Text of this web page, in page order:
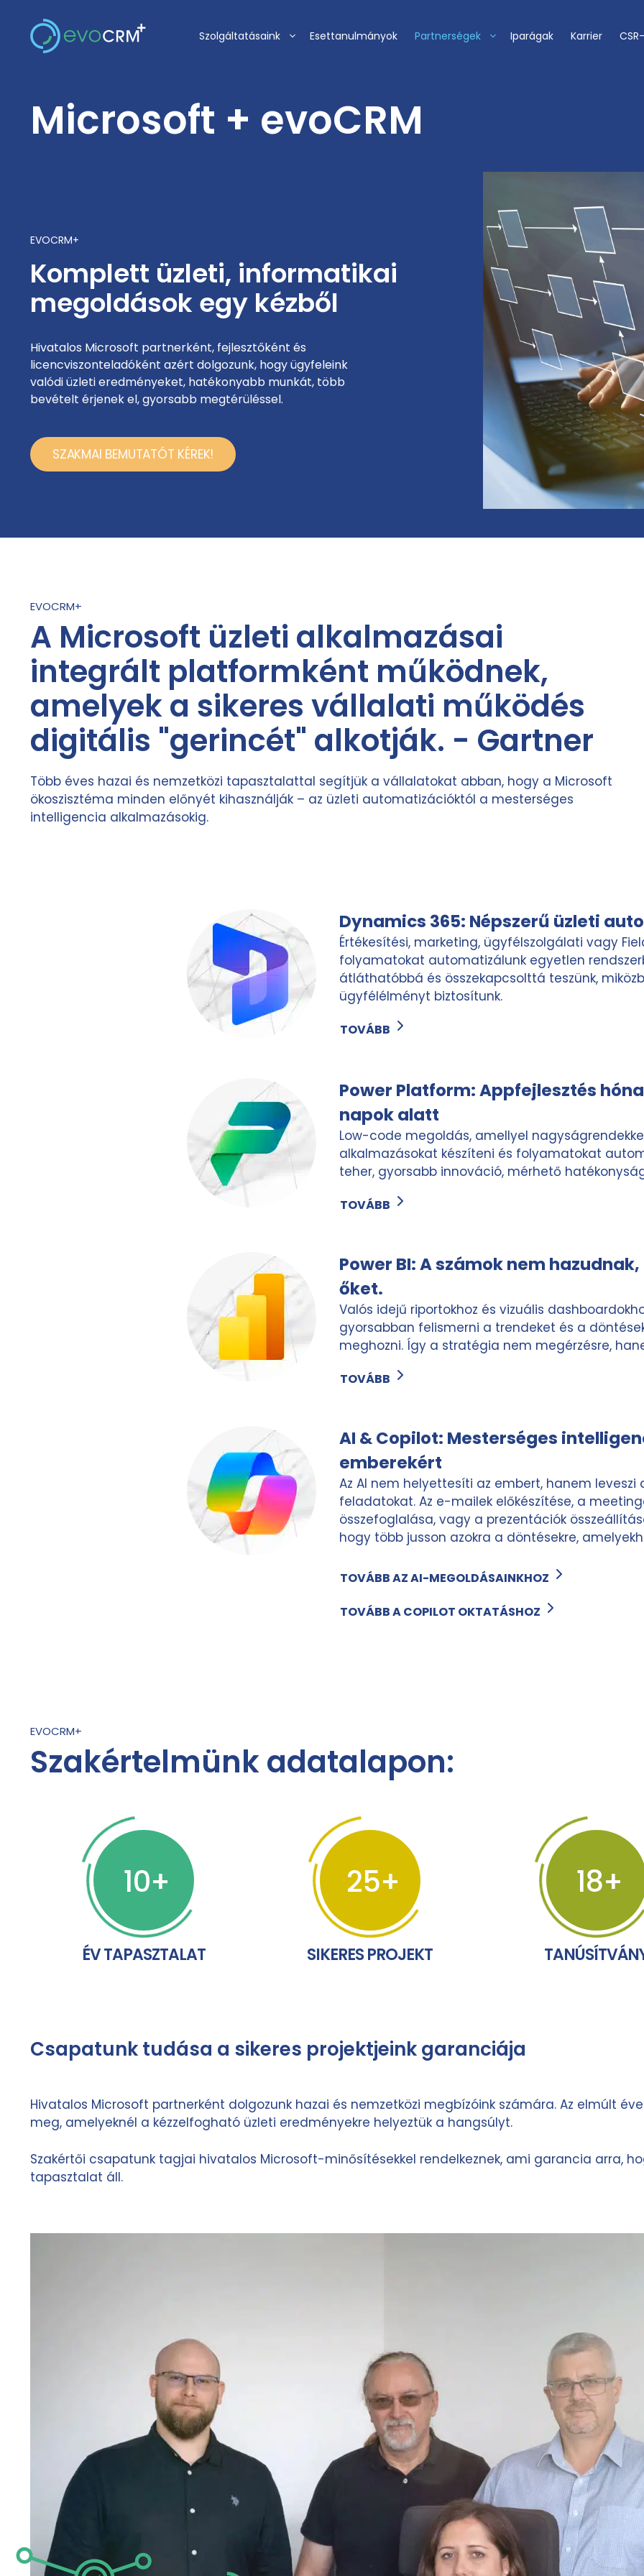
tartalomba
Szolgáltatásaink Esettanulmányok Partnerségek Iparágak Karrier
Microsoft + evoCRM
EVOCRM+
Komplett üzleti, informatikai
megoldások egy kézből
Hivatalos Microsoft partnerként, fejlesztőként és
licencviszonteladóként azért dolgozunk, hogy ügyfeleink
valódi üzleti eredményeket, hatékonyabb munkát, több
bevételt érjenek el, gyorsabb megtérüléssel.
SZAKMAI BEMUTATÓT KÉREK!
EVOCRM+
A Microsoft üzleti alkalmazásai
integrált platformként működnek,
amelyek a sikeres vállalati működés
digitális "gerincét" alkotják. - Gartner
Több éves hazai és nemzetközi tapasztalattal segítjük a vállalatokat abban, hogy a Microsoft
ökoszisztéma minden előnyét kihasználják – az üzleti automatizációktól a mesterséges
intelligencia alkalmazásokig.
Dynamics 365: Népszerű üzleti
Értékesítési, marketing, ügyfélszolgálati vagy
folyamatokat automatizálunk egyetlen
átláthatóbbá és összekapcsolttá teszünk,
ügyfélélményt biztosítunk.
TOVÁBB
Power Platform: Appfejlesztés
napok alatt
Low-code megoldás, amellyel
alkalmazásokat készíteni és folyamatokat
teher, gyorsabb innováció, mérhető
TOVÁBB
Power BI: A számok nem
őket.
Valós idejű riportokhoz és vizuális
gyorsabban felismerni a trendeket és a
meghozni. Így a stratégia nem megérzésre,
TOVÁBB
AI & Copilot: Mesterséges
emberekért
Az AI nem helyettesíti az embert, hanem
feladatokat. Az e-mailek előkészítése, a
összefoglalása, vagy a prezentációk
hogy több jusson azokra a döntésekre,
TOVÁBB AZ AI-MEGOLDÁSAINKHOZ
TOVÁBB A COPILOT OKTATÁSHOZ
EVOCRM+
Szakértelmünk adatalapon:
10
ÉV TAPASZTALAT
25
SIKERES PROJEKT
18
Csapatunk tudása a sikeres projektjeink garanciája
Hivatalos Microsoft partnerként dolgozunk hazai és nemzetközi megbízóink számára. Az elmúlt
meg, amelyeknél a kézzelfogható üzleti eredményekre helyeztük a hangsúlyt.
Szakértői csapatunk tagjai hivatalos Microsoft-minősítésekkel rendelkeznek, ami garancia arra,
tapasztalat áll.